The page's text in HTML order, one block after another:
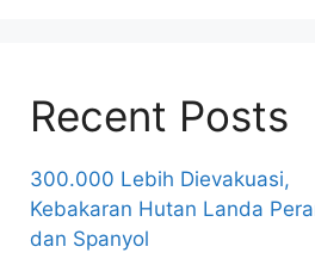
Recent Posts
300.000 Lebih Dievakuasi,
Kebakaran Hutan Landa
dan Spanyol